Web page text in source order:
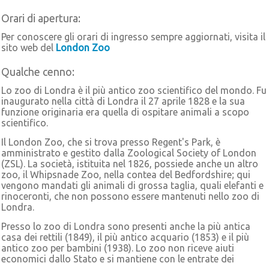
Orari di apertura:
Per conoscere gli orari di ingresso sempre aggiornati, visita il
sito web del London Zoo
Qualche cenno:
Lo zoo di Londra è il più antico zoo scientifico del mondo. Fu
inaugurato nella città di Londra il 27 aprile 1828 e la sua
funzione originaria era quella di ospitare animali a scopo
scientifico.
Il London Zoo, che si trova presso Regent's Park, è
amministrato e gestito dalla Zoological Society of London
(ZSL). La società, istituita nel 1826, possiede anche un altro
zoo, il Whipsnade Zoo, nella contea del Bedfordshire; qui
vengono mandati gli animali di grossa taglia, quali elefanti e
rinoceronti, che non possono essere mantenuti nello zoo di
Londra.
Presso lo zoo di Londra sono presenti anche la più antica
casa dei rettili (1849), il più antico acquario (1853) e il più
antico zoo per bambini (1938). Lo zoo non riceve aiuti
economici dallo Stato e si mantiene con le entrate dei